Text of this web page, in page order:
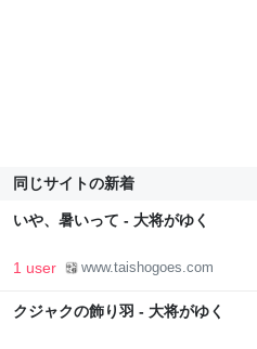
同じサイトの新着
いや、暑いって - 大将がゆく
1 user www.taishogoes.com
クジャクの飾り羽 - 大将がゆく